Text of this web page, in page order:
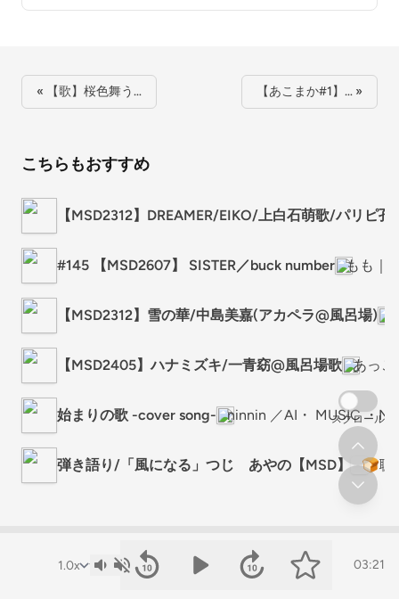
03:21
« 【歌】桜色舞う… 【あこまか#1】… »
こちらもおすすめ
【MSD2312】DREAMER/EIKO/上白石萌歌/パリピ
#145 【MSD2607】 SISTER／buck number もも｜
【MSD2312】雪の華/中島美嘉(アカペラ@風呂場)
【MSD2405】ハナミズキ/一青窈@風呂場歌 あっ
始まりの歌 -cover song- ninnin ／AI・ MUSIC ・
弾き語り/「風になる」つじ あやの【MSD】 🍞聴
スクロール